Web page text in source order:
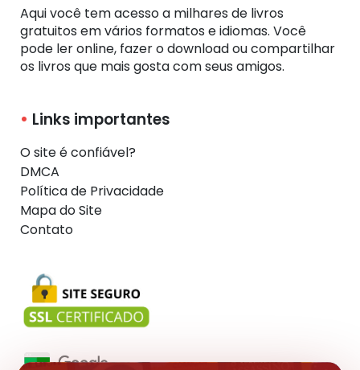
Aqui você tem acesso a milhares de livros
gratuitos em vários formatos e idiomas. Você
pode ler online, fazer o download ou compartilhar
os livros que mais gosta com seus amigos.
Links importantes
O site é confiável?
DMCA
Política de Privacidade
Mapa do Site
Contato